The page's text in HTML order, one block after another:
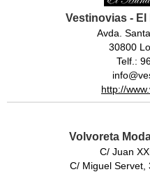
Vestinovias -
Avda.
30800
Telf.:
http://
Volvoreta
C/ Juan
C/ Miguel Servet,